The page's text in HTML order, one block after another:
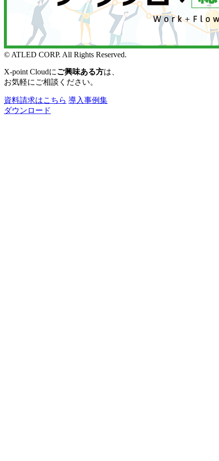
© ATLED CORP. All Rights Reserved.
X-point Cloudにご興味ある方は、
お気軽にご相談ください。
資料請求はこちら 導入事例集
ダウンロード